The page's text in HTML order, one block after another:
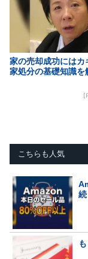
家の売却成功にはカ
家処分の基礎知識を
こちらも人気